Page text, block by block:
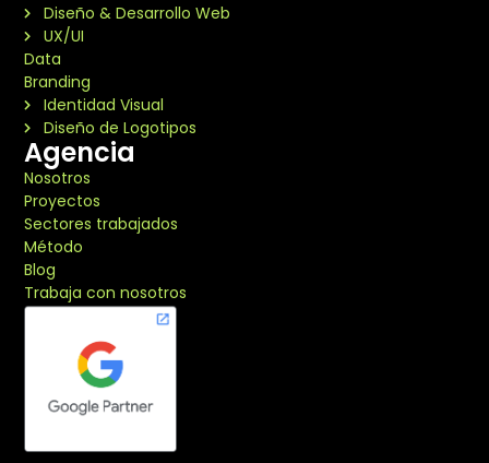
Diseño & Desarrollo Web
UX/UI
Data
Branding
Identidad Visual
Diseño de Logotipos
Agencia
Nosotros
Proyectos
Sectores trabajados
Método
Blog
Trabaja con nosotros